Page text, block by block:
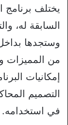
السابقة له،
وستجدها
من المميزات
إمكانيات
التصميم
في استخدامه.